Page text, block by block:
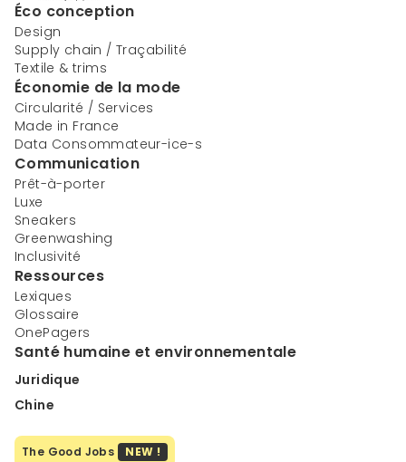
Éco conception
Design
Supply chain / Traçabilité
Textile & trims
Économie de la mode
Circularité / Services
Made in France
Data Consommateur-ice-s
Communication
Prêt-à-porter
Luxe
Sneakers
Greenwashing
Inclusivité
Ressources
Lexiques
Glossaire
OnePagers
Santé humaine et environnementale
Juridique
Chine
The Good Jobs NEW !